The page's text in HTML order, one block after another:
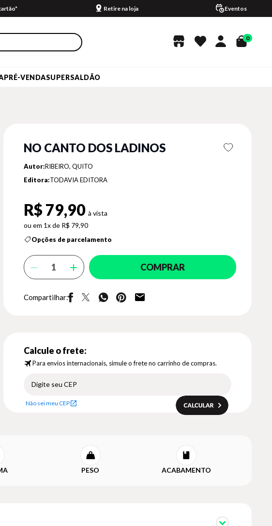
Retire na loja Eventos
0
PRÉ-VENDASUPERSALDÃO
NO CANTO DOS LADINOS
Autor:RIBEIRO, QUITO
Editora:TODAVIA EDITORA
R$ 79,90
1x de R$ 79,90
Opções de parcelamento
COMPRAR
Compartilhar:
Calcule o frete:
Para envios internacionais, simule o frete no carrinho de compras.
Não sei meu CEP
PESO ACABAMENTO